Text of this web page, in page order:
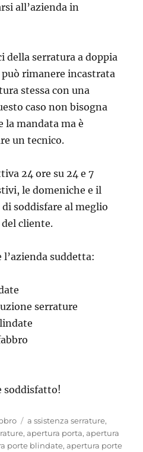
all’azienda in
della serratura a doppia
può rimanere incastrata
stessa con una
caso non bisogna
la mandata ma è
un tecnico.
24 ore su 24 e 7
le domeniche e il
soddisfare al meglio
cliente.
suddetta:
serrature
soddisfatto!
Tag
a ssistenza serrature,
,apertura porta,apertura
porte blindate,apertura porte